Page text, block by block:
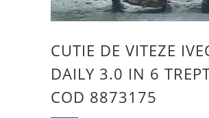
CUTIE DE VITEZE
DAILY 3.0 IN 6
COD 8873175